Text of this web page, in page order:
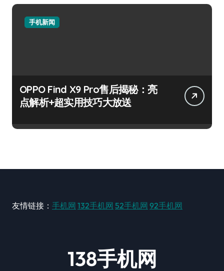
手机新闻
OPPO Find X9 Pro售后揭秘：亮
点解析+超实用技巧大放送
友情链接： 手机网 132手机网 52手机网 92手机网
138手机网